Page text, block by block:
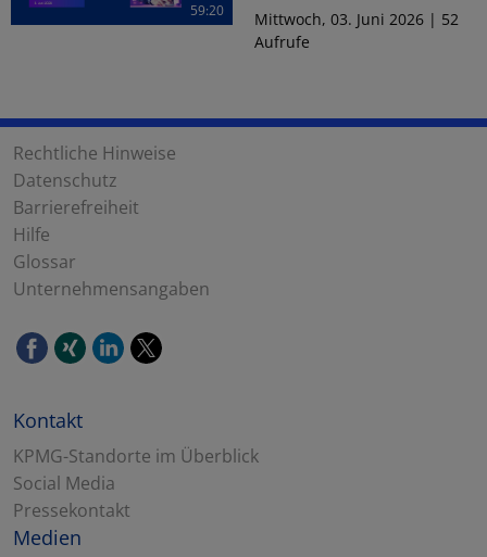
59:20
Mittwoch, 03. Juni 2026 | 52
Aufrufe
Rechtliche Hinweise
Datenschutz
Barrierefreiheit
Hilfe
Glossar
Unternehmensangaben
Kontakt
KPMG-Standorte im Überblick
Social Media
Pressekontakt
Medien